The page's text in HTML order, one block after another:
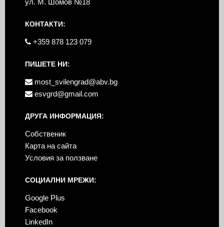
ул. М. Шомов №18
КОНТАКТИ:
+359 878 123 079
ПИШЕТЕ НИ:
most_svilengrad@abv.bg
esvgrd@gmail.com
ДРУГА ИНФОРМАЦИЯ:
Собственик
Карта на сайта
Условия за ползване
СОЦИАЛНИ МРЕЖИ:
Google Plus
Facebook
LinkedIn